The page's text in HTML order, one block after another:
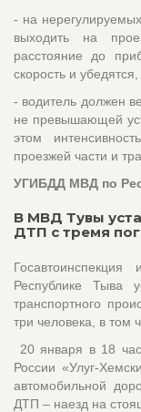
- на
выходить на
расстояние до
скорость и
- водитель должен
не превышающей
этом
проезжей части и
УГИБДД МВД по
В МВД Тувы
ДТП с тремя
Республике Тыва
транспортного
три человека, в том
20 января в 18
России «Улуг-
автомобильной
ДТП – наезд на